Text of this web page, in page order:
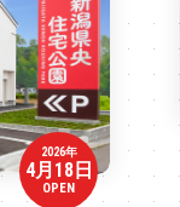
2026年
4月18日
OPEN